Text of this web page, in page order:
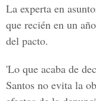
La experta en
que recién en un
del pacto.
'Lo que acaba de
Santos no evita la